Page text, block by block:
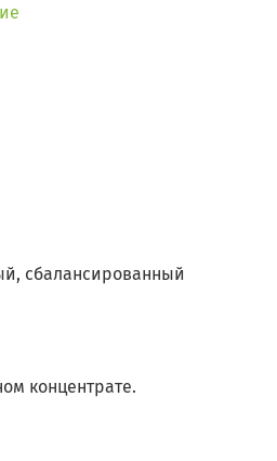
сбалансированный
концентрате.